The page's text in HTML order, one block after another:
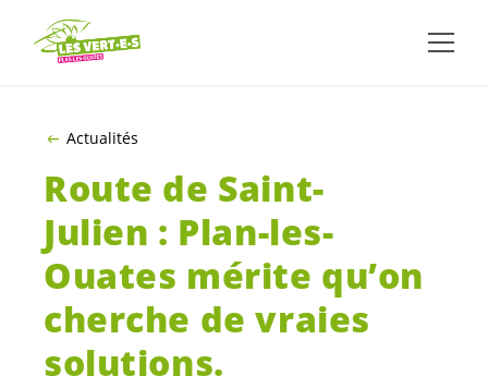
ALLER AU CONTENU PRINCIPAL
Actualités
Route de Saint-
Julien : Plan-les-
Ouates mérite qu’on
cherche de vraies
solutions.